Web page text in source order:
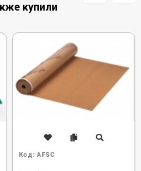
купили
Код: AFSC